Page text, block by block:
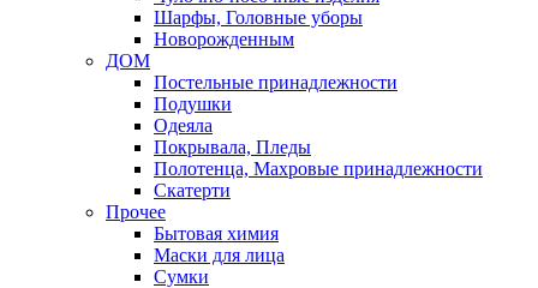
Шарфы, Головные уборы
Новорожденным
ДОМ
Постельные принадлежности
Подушки
Одеяла
Покрывала, Пледы
Полотенца, Махровые принадлежности
Скатерти
Прочее
Бытовая химия
Маски для лица
Сумки